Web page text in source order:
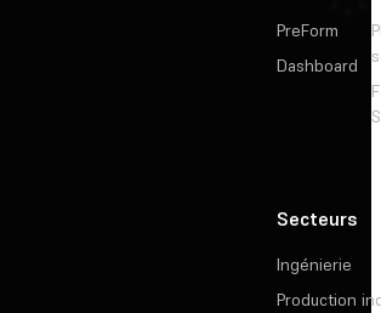
PreForm
Dashboard
Secteurs
Ingénierie
Production